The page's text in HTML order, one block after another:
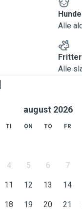
Alle
Fritter
Alle
august 2026
TI ON TO FR
4 5 6 7
11 12 13 14
18 19 20 21